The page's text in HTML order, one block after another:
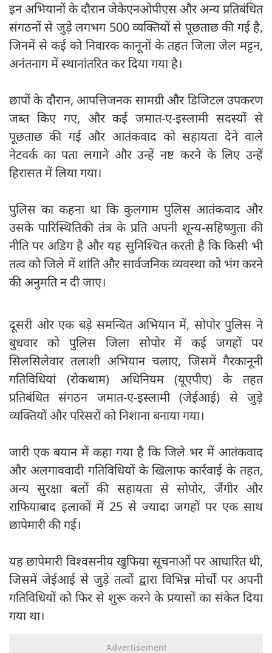
इन अभियानों के दौरान जेकेएनओपीएस और अन्य प्रतिबंधित
संगठनों से जुड़े लगभग 500 व्यक्तियों से पूछताछ की गई है,
जिनमें से कई को निवारक कानूनों के तहत जिला जेल मट्टन,
अनंतनाग में स्थानांतरित कर दिया गया है।
छापों के दौरान, आपत्तिजनक सामग्री और डिजिटल उपकरण
जब्त किए गए, और कई जमात-ए-इस्लामी सदस्यों से
पूछताछ की गई और आतंकवाद को सहायता देने वाले
नेटवर्क का पता लगाने और उन्हें नष्ट करने के लिए उन्हें
हिरासत में लिया गया।
पुलिस का कहना था कि कुलगाम पुलिस आतंकवाद और
उसके पारिस्थितिकी तंत्र के प्रति अपनी शून्य-सहिष्णुता की
नीति पर अडिग है और यह सुनिश्चित करती है कि किसी भी
तत्व को जिले में शांति और सार्वजनिक व्यवस्था को भंग करने
की अनुमति न दी जाए।
दूसरी ओर एक बड़े समन्वित अभियान में, सोपोर पुलिस ने
बुधवार को पुलिस जिला सोपोर में कई जगहों पर
सिलसिलेवार तलाशी अभियान चलाए, जिसमें गैरकानूनी
गतिविधियां (रोकथाम) अधिनियम (यूएपीए) के तहत
प्रतिबंधित संगठन जमात-ए-इस्लामी (जेईआई) से जुड़े
व्यक्तियों और परिसरों को निशाना बनाया गया।
जारी एक बयान में कहा गया है कि जिले भर में आतंकवाद
और अलगाववादी गतिविधियों के खिलाफ कार्रवाई के तहत,
अन्य सुरक्षा बलों की सहायता से सोपोर, जैंगीर और
राफियाबाद इलाकों में 25 से ज्‍यादा जगहों पर एक साथ
छापेमारी की गई।
यह छापेमारी विश्‍वसनीय खुफिया सूचनाओं पर आधारित थी,
जिसमें जेईआई से जुड़े तत्वों द्वारा विभिन्न मोर्चों पर अपनी
गतिविधियों को फिर से शुरू करने के प्रयासों का संकेत दिया
गया था।